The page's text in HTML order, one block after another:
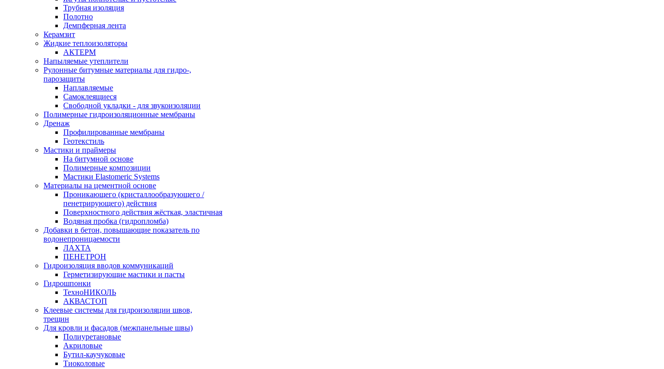
Трубная изоляция
Полотно
Демпферная лента
Керамзит
Жидкие теплоизоляторы
АКТЕРМ
Напыляемые утеплители
Рулонные битумные материалы для гидро-,
парозащиты
Наплавляемые
Самоклеящиеся
Свободной укладки - для звукоизоляции
Полимерные гидроизоляционные мембраны
Дренаж
Профилированные мембраны
Геотекстиль
Мастики и праймеры
На битумной основе
Полимерные композиции
Мастики Elastomeric Systems
Материалы на цементной основе
Проникающего (кристаллообразующего /
пенетрирующего) действия
Поверхностного действия жёсткая, эластичная
Водяная пробка (гидропломба)
Добавки в бетон, повышающие показатель по
водонепроницаемости
ЛАХТА
ПЕНЕТРОН
Гидроизоляция вводов коммуникаций
Герметизирующие мастики и пасты
Гидрошпонки
ТехноНИКОЛЬ
АКВАСТОП
Клеевые системы для гидроизоляции швов,
трещин
Для кровли и фасадов (межпанельные швы)
Полиуретановые
Акриловые
Бутил-каучуковые
Тиоколовые